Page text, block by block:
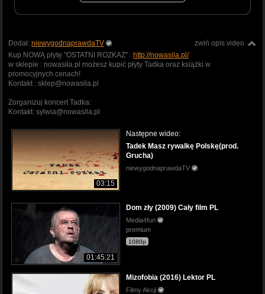
zwiń opis video
Dodał: niewygodnaprawdaTV
Kup NOWĄ płytę "OSTATNI ROZKAZ" : http://nowasila.pl/
w sklepie : nowasiła.pl możesz kupić płyty Tadka oraz książki w
promocyjnych cenach!
Kontakt : sklep@nowasila.pl
Zorganizuj koncert Tadka:
Kontakt: sylwia@nowasila.pl
03:15
Następne wideo:
Tadek Masz rywalkę Polskę(prod.
Grucha)
niewygodnaprawdaTV
01:45:21
Dom zły (2009) Cały film PL
Media4fun
premium
1080p
Mizofobia (2016) Lektor PL
Filmy Akcji